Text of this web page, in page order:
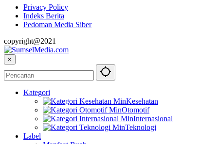
Privacy Policy
Indeks Berita
Pedoman Media Siber
copyright@2021
×
Kategori
Kesehatan
Otomotif
Internasional
Teknologi
Label